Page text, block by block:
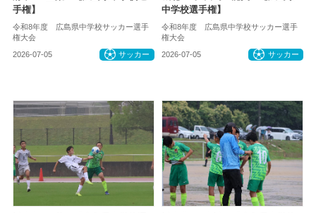
手権】
令和8年度 広島県中学校サッカー選手
権大会
2026-07-05 サッカー
中学校選手権】
令和8年度 広島県中学校サッカー選手
権大会
2026-07-05 サッカー